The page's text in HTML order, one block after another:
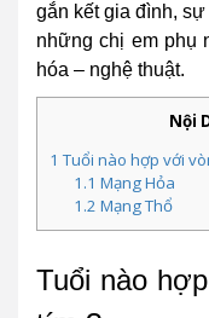
gắn kết gia đình,
những chị em phụ
hóa – nghệ thuật.
Nội
1 Tuổi nào hợp với
1.1 Mạng Hỏa
1.2 Mạng Thổ
Tuổi nào